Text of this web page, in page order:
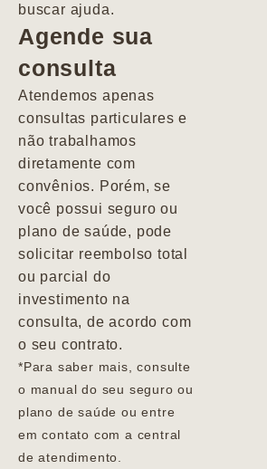
buscar ajuda.
Agende sua
consulta
Atendemos apenas
consultas particulares e
não trabalhamos
diretamente com
convênios. Porém, se
você possui seguro ou
plano de saúde, pode
solicitar reembolso total
ou parcial do
investimento na
consulta, de acordo com
o seu contrato.
*Para saber mais, consulte
o manual do seu seguro ou
plano de saúde ou entre
em contato com a central
de atendimento.